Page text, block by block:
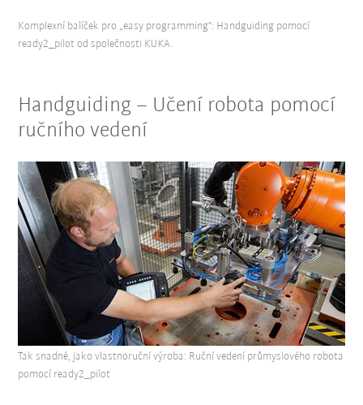
Komplexní balíček pro „easy programming": Handguiding pomocí
ready2_pilot od společnosti KUKA.
Handguiding – Učení robota pomocí
ručního vedení
Tak snadné, jako vlastnoruční výroba: Ruční vedení průmyslového robota
pomocí ready2_pilot